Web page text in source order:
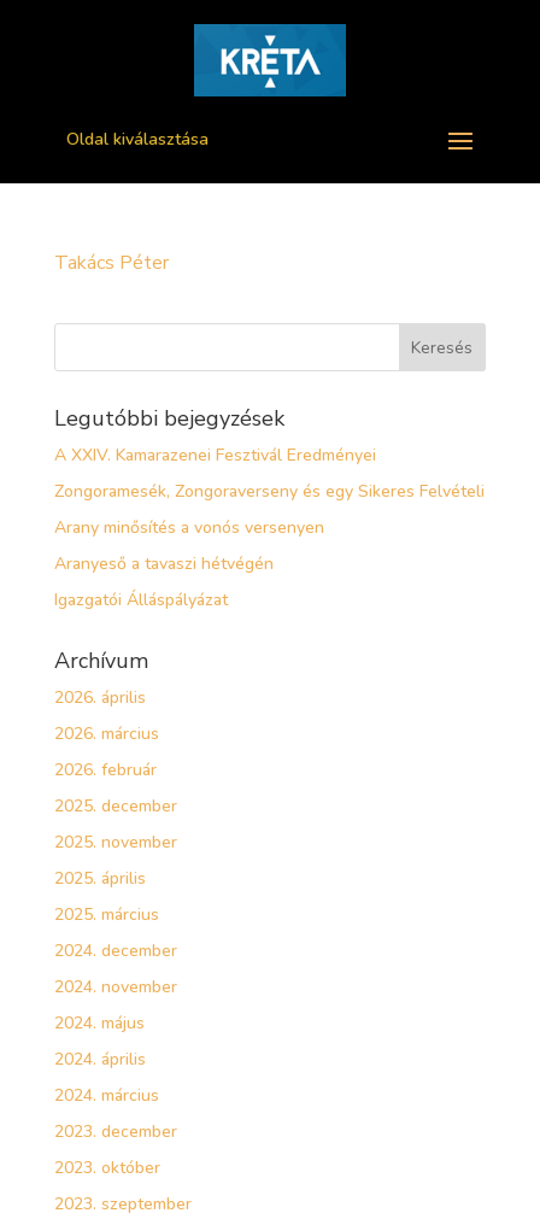
Oldal kiválasztása
Takács Péter
Legutóbbi bejegyzések
A XXIV. Kamarazenei Fesztivál Eredményei
Zongoramesék, Zongoraverseny és egy Sikeres Felvételi
Arany minősítés a vonós versenyen
Aranyeső a tavaszi hétvégén
Igazgatói Álláspályázat
Archívum
2026. április
2026. március
2026. február
2025. december
2025. november
2025. április
2025. március
2024. december
2024. november
2024. május
2024. április
2024. március
2023. december
2023. október
2023. szeptember